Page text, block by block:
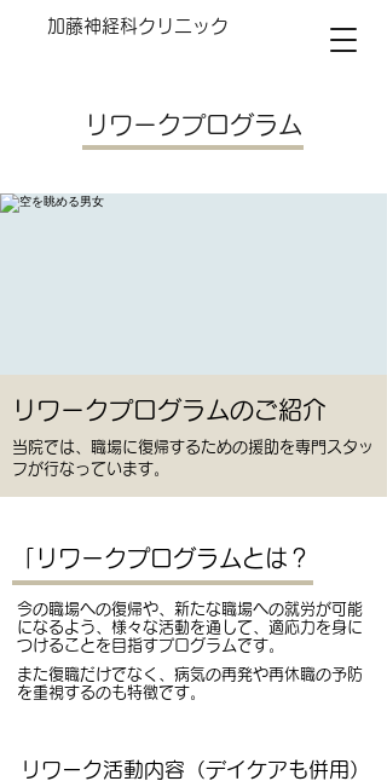
加藤神経科クリニック
リワークプログラム
リワークプログラムのご紹介
当院では、職場に復帰するための援助を専門スタッ
フが行なっています。
「リワークプログラムとは？
今の職場への復帰や、新たな職場への就労が可能
になるよう、様々な活動を通して、適応力を身に
つけることを目指すプログラムです。
また復職だけでなく、病気の再発や再休職の予防
を重視するのも特徴です。
リワーク活動内容（デイケアも併用）